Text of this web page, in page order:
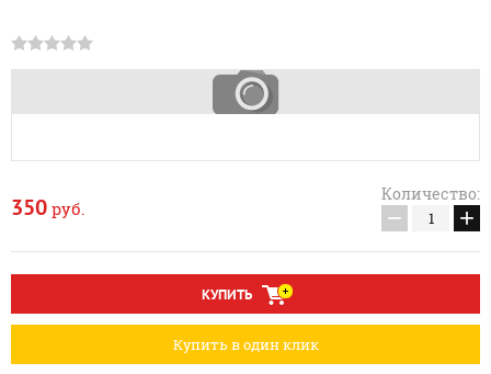
350 руб.
Количество:
− +
КУПИТЬ
Купить в один клик